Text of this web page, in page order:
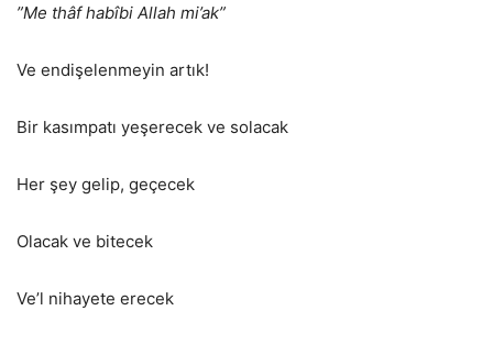
”Me thâf habîbi Allah mi’ak”
Ve endişelenmeyin artık!
Bir kasımpatı yeşerecek ve solacak
Her şey gelip, geçecek
Olacak ve bitecek
Ve’l nihayete erecek